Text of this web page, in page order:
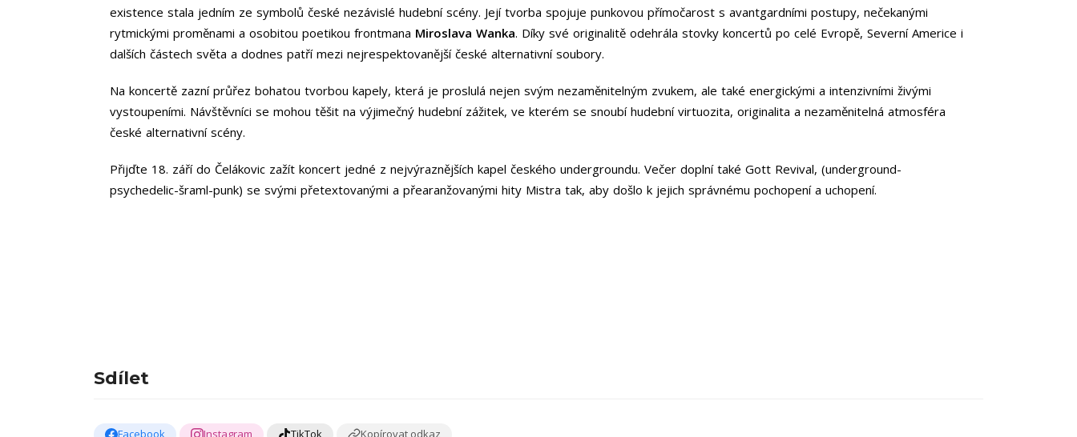
existence stala jedním ze symbolů české nezávislé hudební scény. Její tvorba spojuje punkovou přímočarost s avantgardními postupy, nečekanými
rytmickými proměnami a osobitou poetikou frontmana Miroslava Wanka. Díky své originalitě odehrála stovky koncertů po celé Evropě, Severní Americe i
dalších částech světa a dodnes patří mezi nejrespektovanější české alternativní soubory.
Na koncertě zazní průřez bohatou tvorbou kapely, která je proslulá nejen svým nezaměnitelným zvukem, ale také energickými a intenzivními živými
vystoupeními. Návštěvníci se mohou těšit na výjimečný hudební zážitek, ve kterém se snoubí hudební virtuozita, originalita a nezaměnitelná atmosféra
české alternativní scény.
Přijďte 18. září do Čelákovic zažít koncert jedné z nejvýraznějších kapel českého undergroundu. Večer doplní také Gott Revival, (underground-
psychedelic-šraml-punk) se svými přetextovanými a přearanžovanými hity Mistra tak, aby došlo k jejich správnému pochopení a uchopení.
Sdílet